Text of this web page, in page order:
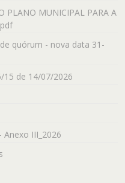
PLANO MUNICIPAL PARA A
quórum - nova data 31-
15 de 14/07/2026
III_2026